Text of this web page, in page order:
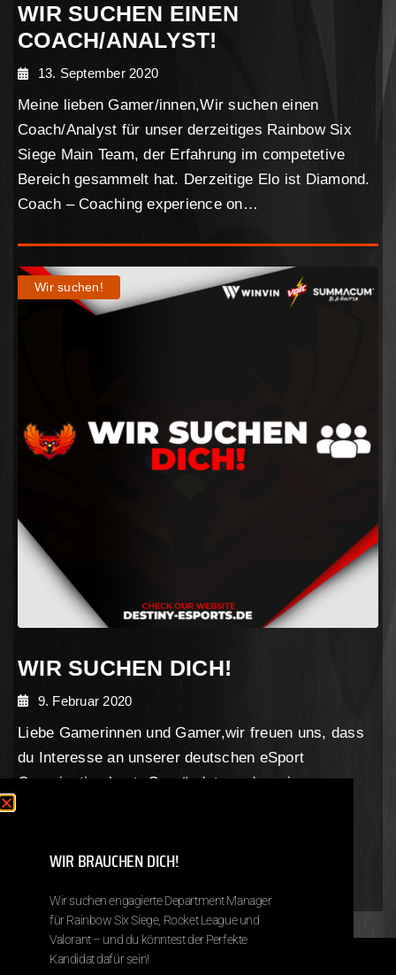
WIR SUCHEN EINEN
COACH/ANALYST!
13. September 2020
Meine lieben Gamer/innen,Wir suchen einen
Coach/Analyst für unser derzeitiges Rainbow Six
Siege Main Team, der Erfahrung im competetive
Bereich gesammelt hat. Derzeitige Elo ist Diamond.
Coach – Coaching experience on…
Wir suchen!
WIR SUCHEN DICH!
9. Februar 2020
Liebe Gamerinnen und Gamer,wir freuen uns, dass
du Interesse an unserer deutschen eSport
Organisation hast. Gegründet wurden wir am
WIR BRAUCHEN DICH!
Wir suchen engagierte Department Manager
für Rainbow Six Siege, Rocket League und
Valorant – und du könntest der Perfekte
Kandidat dafür sein!